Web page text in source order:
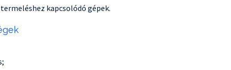
kapcsolódó gépek.